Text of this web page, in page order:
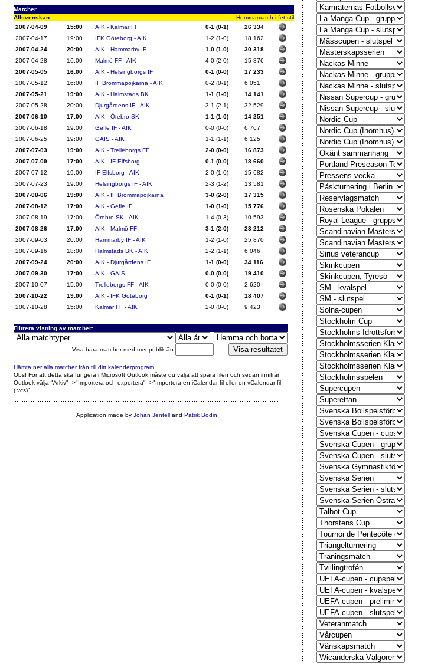
Matcher
Allsvenskan
Hemmamatch i fet stil
2007-04-09
15:00 AIK - Kalmar FF 0-1 (0-1)
26 334
2007-04-17
19:00 IFK Göteborg - AIK 1-2 (1-0)
18 162
2007-04-24
20:00 AIK - Hammarby IF 1-0 (1-0)
30 318
2007-04-28
16:00 Malmö FF - AIK 4-0 (2-0)
15 876
2007-05-05
16:00 AIK - Helsingborgs IF 0-1 (0-0)
17 233
2007-05-12
16:00 IF Brommapojkarna - AIK 0-2 (0-1)
6 051
2007-05-21
19:00 AIK - Halmstads BK 1-1 (1-0)
14 141
2007-05-28
20:00 Djurgårdens IF - AIK 3-1 (2-1)
32 529
2007-06-10
17:00 AIK - Örebro SK 1-1 (1-0)
14 251
2007-06-18
19:00 Gefle IF - AIK 0-0 (0-0)
6 767
2007-06-25
19:00 GAIS - AIK 1-1 (1-1)
6 125
2007-07-03
19:00 AIK - Trelleborgs FF 2-0 (0-0)
16 873
2007-07-09
17:00 AIK - IF Elfsborg 0-1 (0-0)
18 660
2007-07-12
19:00 IF Elfsborg - AIK 2-0 (1-0)
15 682
2007-07-23
19:00 Helsingborgs IF - AIK 2-3 (1-2)
13 581
2007-08-06
19:00 AIK - IF Brommapojkarna 3-0 (2-0)
17 315
2007-08-12
17:00 AIK - Gefle IF 1-0 (1-0)
15 776
2007-08-19
17:00 Örebro SK - AIK 1-4 (0-3)
10 593
2007-08-26
17:00 AIK - Malmö FF 3-1 (2-0)
23 212
2007-09-03
20:00 Hammarby IF - AIK 1-2 (1-0)
25 870
2007-09-16
18:00 Halmstads BK - AIK 2-2 (1-1)
6 046
2007-09-24
20:00 AIK - Djurgårdens IF 1-1 (0-0)
34 116
2007-09-30
17:00 AIK - GAIS 0-0 (0-0)
19 410
2007-10-07
15:00 Trelleborgs FF - AIK 0-0 (0-0)
2 620
2007-10-22
19:00 AIK - IFK Göteborg 0-1 (0-1)
18 407
2007-10-28
15:00 Kalmar FF - AIK 2-0 (0-0) 9 423
Filtrera visning av matcher:
Visa bara matcher med mer publik än:
Hämta ner alla matcher från till ditt kalenderprogram
Obs! För att detta ska fungera i Microsoft Outlook måste du välja att spara filen och sedan innifrån
Outlook välja "Arkiv"-->"Importera och exportera"-->"Importera en iCalendar-fil eller en vCalendar-fil
(.vcs)"
Application made by Johan Jentelland Patrik Bodin